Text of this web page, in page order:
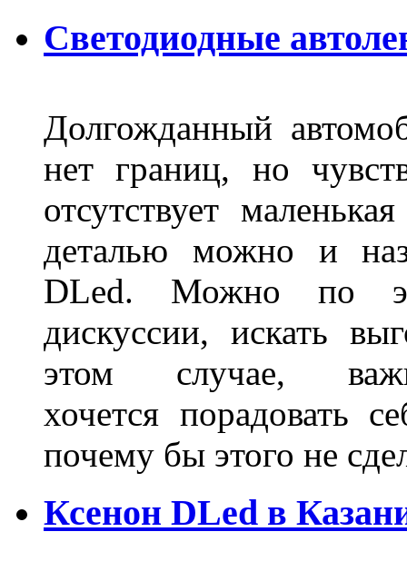
Светодиодные
Долгожданный
нет границ, но
отсутствует
деталью можно и
DLed. Можно по
дискуссии, искать
этом случае,
хочется порадовать
почему бы этого не
Ксенон DLed в